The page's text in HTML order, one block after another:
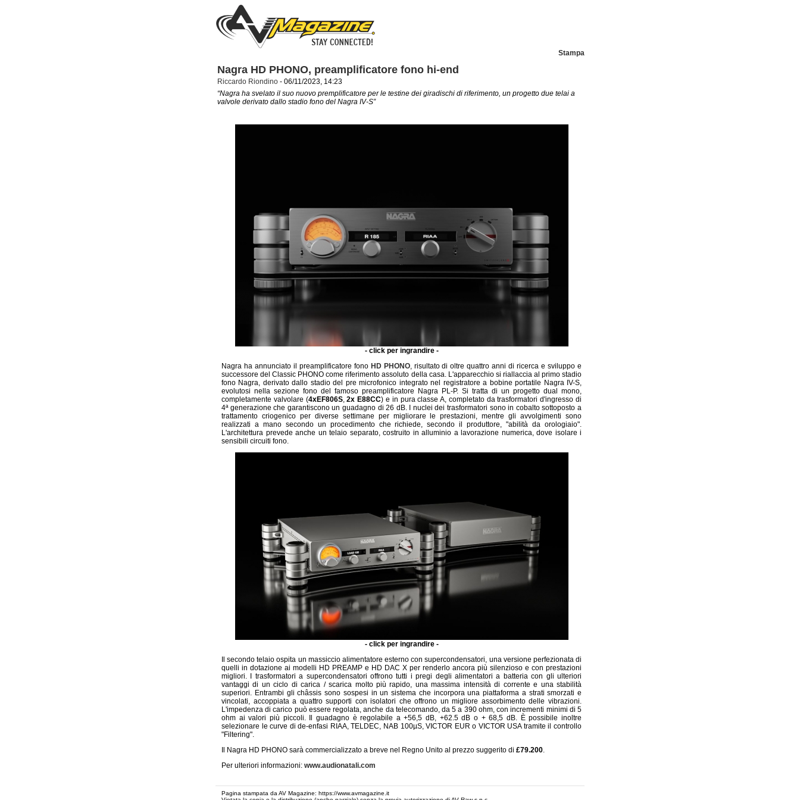
Stampa
Nagra HD PHONO, preamplificatore fono hi-end
Riccardo Riondino - 06/11/2023, 14:23
“Nagra ha svelato il suo nuovo premplificatore per le testine dei giradischi di riferimento, un progetto due telai a
valvole derivato dallo stadio fono del Nagra IV-S”
- click per ingrandire -
Nagra ha annunciato il preamplificatore fono HD PHONO, risultato di oltre quattro anni di ricerca e sviluppo e
successore del Classic PHONO come riferimento assoluto della casa. L'apparecchio si riallaccia al primo stadio
fono Nagra, derivato dallo stadio del pre microfonico integrato nel registratore a bobine portatile Nagra IV-S,
evolutosi nella sezione fono del famoso preamplificatore Nagra PL-P. Si tratta di un progetto dual mono,
completamente valvolare (4xEF806S,2x E88CC) e in pura classe A, completato da trasformatori d'ingresso di
4ª generazione che garantiscono un guadagno di 26 dB. I nuclei dei trasformatori sono in cobalto sottoposto a
trattamento criogenico per diverse settimane per migliorare le prestazioni, mentre gli avvolgimenti sono
realizzati a mano secondo un procedimento che richiede, secondo il produttore, "abilità da orologiaio".
L'architettura prevede anche un telaio separato, costruito in alluminio a lavorazione numerica, dove isolare i
sensibili circuiti fono.
- click per ingrandire -
Il secondo telaio ospita un massiccio alimentatore esterno con supercondensatori, una versione perfezionata di
quelli in dotazione ai modelli HD PREAMP e HD DAC X per renderlo ancora più silenzioso e con prestazioni
migliori. I trasformatori a supercondensatori offrono tutti i pregi degli alimentatori a batteria con gli ulteriori
vantaggi di un ciclo di carica / scarica molto più rapido, una massima intensità di corrente e una stabilità
superiori. Entrambi gli châssis sono sospesi in un sistema che incorpora una piattaforma a strati smorzati e
vincolati, accoppiata a quattro supporti con isolatori che offrono un migliore assorbimento delle vibrazioni.
L'impedenza di carico può essere regolata, anche da telecomando, da 5 a 390 ohm, con incrementi minimi di 5
ohm ai valori più piccoli. Il guadagno è regolabile a +56,5 dB, +62.5 dB o + 68,5 dB. È possibile inoltre
selezionare le curve di de-enfasi RIAA, TELDEC, NAB 100µS, VICTOR EUR o VICTOR USA tramite il controllo
"Filtering".
Il Nagra HD PHONO sarà commercializzato a breve nel Regno Unito al prezzo suggerito di £79.200.
Per ulteriori informazioni: www.audionatali.com
Pagina stampata da AV Magazine: https://www.avmagazine.it